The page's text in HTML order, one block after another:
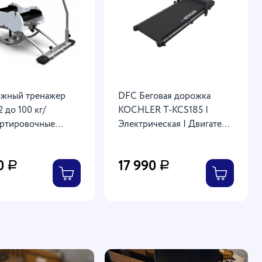
тренажер
до 100 кг/
Р
DFC Беговая дорожка
KOCHLER T-KCS185 |
Электрическая | Двигатель
пользователя 110 кг
17 990 Р